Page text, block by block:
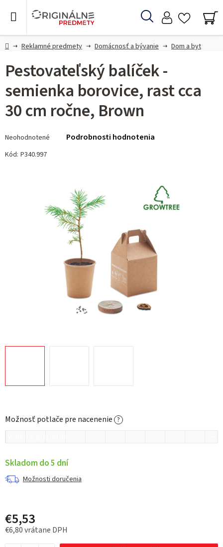
Hľadať
DomovReklamné predmety Domácnosť a bývanie Dom a byt
Možnosť potlače pre nacenenie ?
Skladom do 5 dní
Možnosti doručenia
€5,53
€6,80vrátane DPH
Pestovateľský balíček -
semienka borovice, rast cca
30 cm ročne, Brown
hodnotenie
produktu
Neohodnotené Podrobnosti hodnotenia
Kód: P340.997